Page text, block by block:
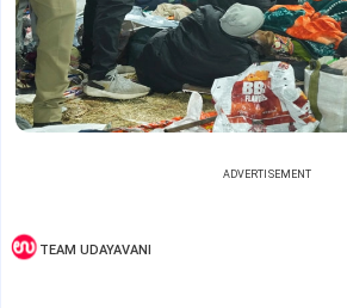
ADVERTISEMENT
TEAM UDAYAVANI